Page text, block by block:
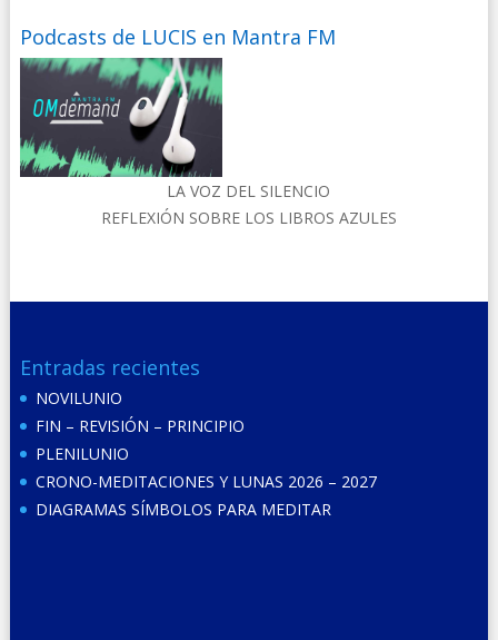
Podcasts de LUCIS en Mantra FM
LA VOZ DEL SILENCIO
REFLEXIÓN SOBRE LOS LIBROS AZULES
Entradas recientes
NOVILUNIO
FIN – REVISIÓN – PRINCIPIO
PLENILUNIO
CRONO-MEDITACIONES Y LUNAS 2026 – 2027
DIAGRAMAS SÍMBOLOS PARA MEDITAR